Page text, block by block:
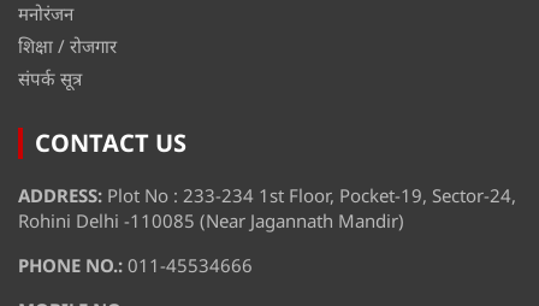
मनोरंजन
शिक्षा / रोजगार
संपर्क सूत्र
CONTACT US
ADDRESS: Plot No : 233-234 1st Floor, Pocket-19, Sector-24,
Rohini Delhi -110085 (Near Jagannath Mandir)
PHONE NO.: 011-45534666